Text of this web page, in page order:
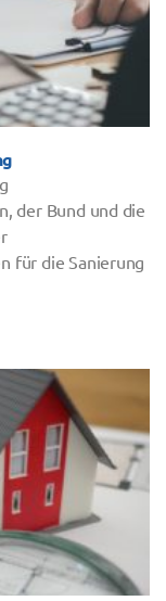
der Bund und die
für die Sanierung